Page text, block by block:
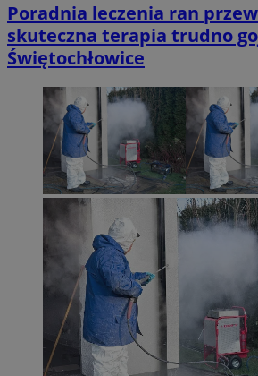
Poradnia leczenia ran
skuteczna terapia trudno
Świętochłowice